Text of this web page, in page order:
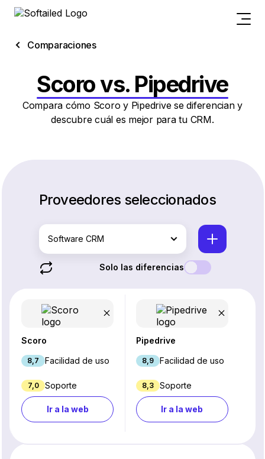
Comparaciones
Scoro vs. Pipedrive
Compara cómo Scoro y Pipedrive se diferencian y
descubre cuál es mejor para tu CRM.
Proveedores seleccionados
Software CRM
Solo las diferencias
Scoro
8,7 Facilidad de uso
7,0 Soporte
Ir a la web
Pipedrive
8,9 Facilidad de uso
8,3 Soporte
Ir a la web